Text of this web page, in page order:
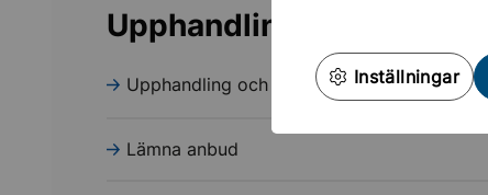
Inställningar
Upphandling och inköp
Upphandling och inköp
Lämna anbud